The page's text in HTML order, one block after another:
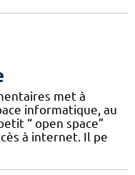
met à
informatique, au
“ open space”
à internet. Il pe